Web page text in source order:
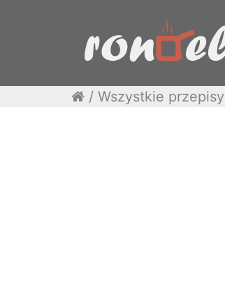
/ Wszystkie przepisy